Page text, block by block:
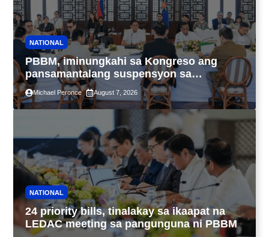
NATIONAL
PBBM, iminungkahi sa Kongreso ang
pansamantalang suspensyon sa
pagpapatupad ng Real Property Valuation
and Assessment Reform Act
Michael Peronce August 7, 2026
NATIONAL
24 priority bills, tinalakay sa ikaapat na
LEDAC meeting sa pangunguna ni PBBM